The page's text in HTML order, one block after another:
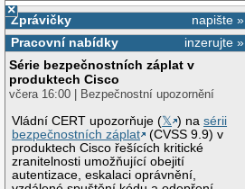
×
napište »
Zprávičky
inzerujte »
Pracovní nabídky
Série bezpečnostních záplat v
produktech Cisco
včera 16:00 | Bezpečnostní upozornění
Vládní CERT upozorňuje (𝕏 ) nasérii
bezpečnostních záplat
(CVSS 9.9) v
produktech Cisco řešících kritické
zranitelnosti umožňující obejití
autentizace, eskalaci oprávnění,